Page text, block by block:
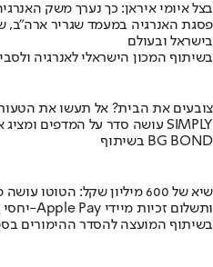
בצל איומי איראן: כך נערך משק
פסגת האנרגיה במעמד שגריר ארה"ב,
בישראל ובעולם
בשיתוף המכון הישראלי לאנרגיה
צובעים את הבית? אל תעשו את
מומחה BG BOND עושה סדר על המדפים ומציג את מותג הצבע SIMPLY
בשיתוף BG BOND
שיא של 600 מיליון שקל: הטוטו עושה מהפיכה
יחסי הימור משופרים, הפקדות ב-Apple Pay ותשלום זכיות מיידי
בשיתוף המועצה להסדר ההימורים